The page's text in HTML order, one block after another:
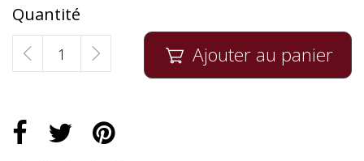
Quantité
 Ajouter au panier